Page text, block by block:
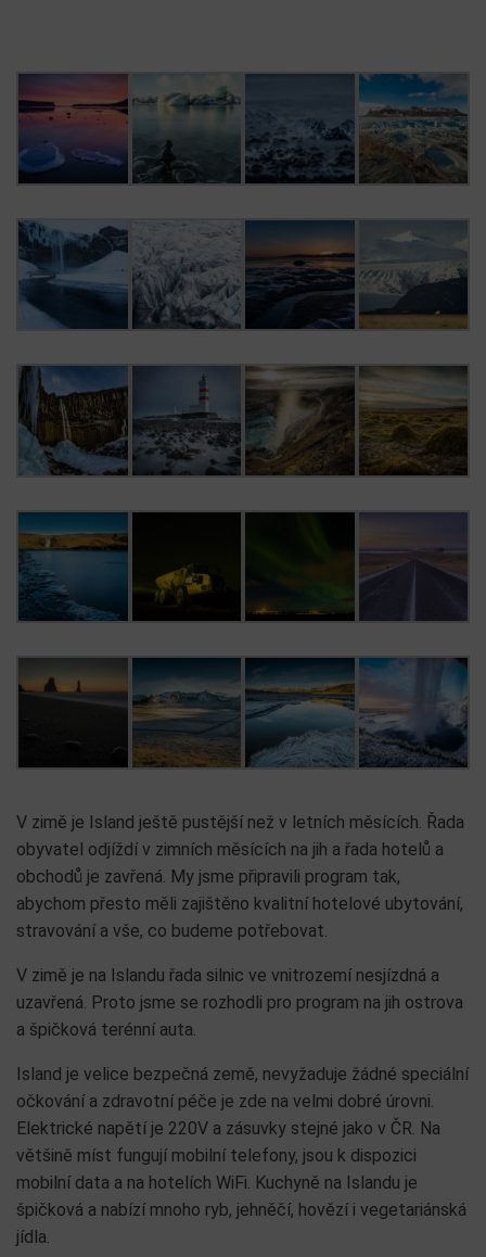
V zimě je Island ještě pustější než v letních měsících. Řada
obyvatel odjíždí v zimních měsících na jih a řada hotelů a
obchodů je zavřená. My jsme připravili program tak,
abychom přesto měli zajištěno kvalitní hotelové ubytování,
stravování a vše, co budeme potřebovat.
V zimě je na Islandu řada silnic ve vnitrozemí nesjízdná a
uzavřená. Proto jsme se rozhodli pro program na jih ostrova
a špičková terénní auta.
Island je velice bezpečná země, nevyžaduje žádné speciální
očkování a zdravotní péče je zde na velmi dobré úrovni.
Elektrické napětí je 220V a zásuvky stejné jako v ČR. Na
většině míst fungují mobilní telefony, jsou k dispozici
mobilní data a na hotelích WiFi. Kuchyně na Islandu je
špičková a nabízí mnoho ryb, jehněčí, hovězí i vegetariánská
jídla.